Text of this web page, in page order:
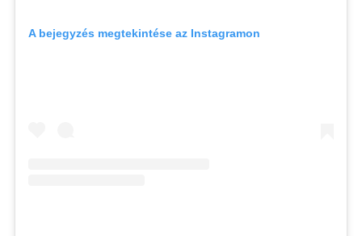
A bejegyzés megtekintése az Instagramon